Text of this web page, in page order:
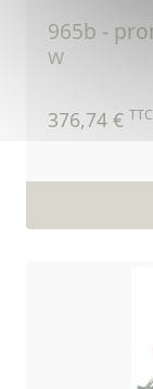
965b - promotion ensemble solaire 50
w
376,74 € TTC